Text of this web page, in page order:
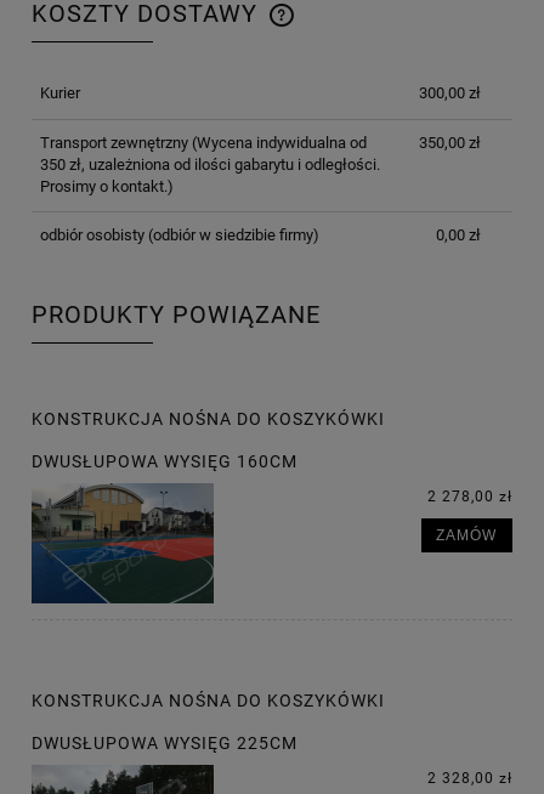
KOSZTY DOSTAWY
CENA NIE ZAWIERA EWENTUALNYCH KOSZTÓW
Kurier 300,00 zł
Transport zewnętrzny(Wycena indywidualna od
350 zł, uzależniona od ilości gabarytu i odległości.
Prosimy o kontakt.)
350,00 zł
odbiór osobisty(odbiór w siedzibie firmy) 0,00 zł
PRODUKTY POWIĄZANE
KONSTRUKCJA NOŚNA DO KOSZYKÓWKI
DWUSŁUPOWA WYSIĘG 160CM
2 278,00 zł
ZAMÓW
KONSTRUKCJA NOŚNA DO KOSZYKÓWKI
DWUSŁUPOWA WYSIĘG 225CM
2 328,00 zł